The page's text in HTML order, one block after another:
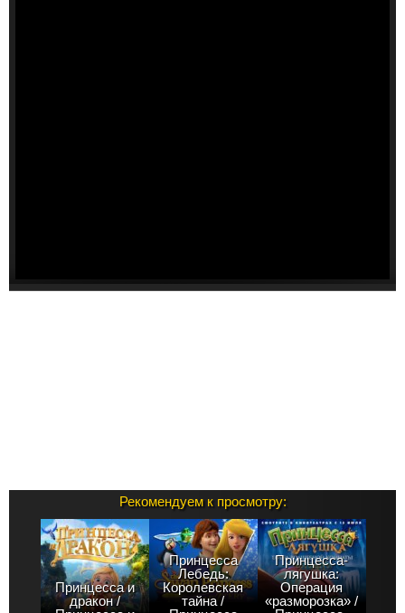
Рекомендуем к просмотру:
Принцесса и
дракон /
Принцесса
Лебедь:
Королевская
тайна /
Принцесса-
лягушка:
Операция
«разморозка» /